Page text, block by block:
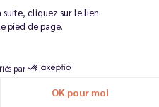
suite, cliquez sur le lien
pied de page.
par
OK pour moi
Végétol qu'il vous
les e-liquides saveur
un goût
l'étonnantGrand Élixir